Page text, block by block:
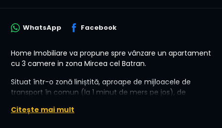
WhatsApp Facebook
Home Imobiliare va propune spre vânzare un apartament
cu 3 camere in zona Mircea cel Batran.
Situat într-o zonă liniștită, aproape de mijloacele de
transport în comun (la 1 minut de mers pe jos), de
Citește mai mult